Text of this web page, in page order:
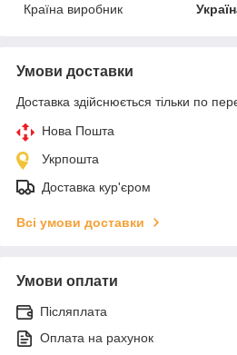
Країна виробник
Умови доставки
Доставка здійснюється тільки по
Нова Пошта
Укрпошта
Доставка кур'єром
Всі умови доставки
Умови оплати
Післяплата
Оплата на рахунок